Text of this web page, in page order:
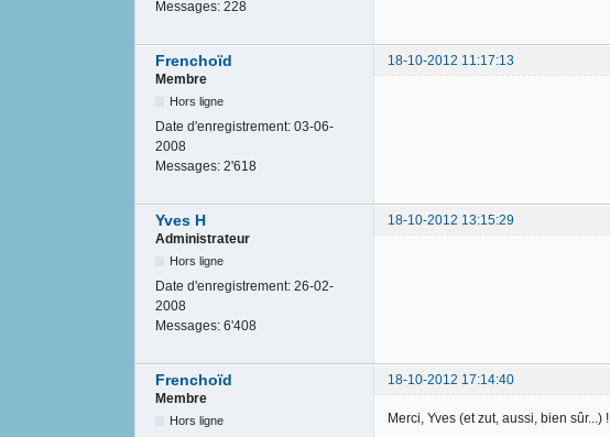
Messages: 228
Frenchoïd
18-10-2012 11:17:13
Membre
Hors ligne
Date d'enregistrement: 03-06-
2008
Messages: 2'618
Yves H
18-10-2012 13:15:29
Administrateur
Hors ligne
Date d'enregistrement: 26-02-
2008
Messages: 6'408
Frenchoïd
18-10-2012 17:14:40
Membre
Hors ligne Merci, Yves (et zut, aussi, bien sûr...) !